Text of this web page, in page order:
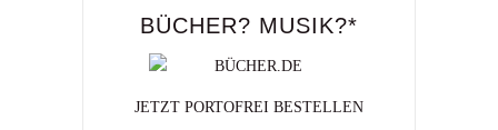
BÜCHER? MUSIK?*
JETZT PORTOFREI BESTELLEN